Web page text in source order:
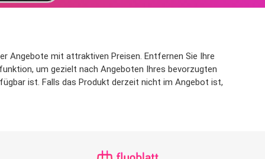
Angebote mit attraktiven Preisen. Entfernen Sie Ihre
um gezielt nach Angeboten Ihres bevorzugten
ist. Falls das Produkt derzeit nicht im Angebot ist,